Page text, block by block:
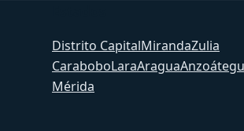
Distrito CapitalMirandaZulia
CaraboboLaraAragua
Mérida